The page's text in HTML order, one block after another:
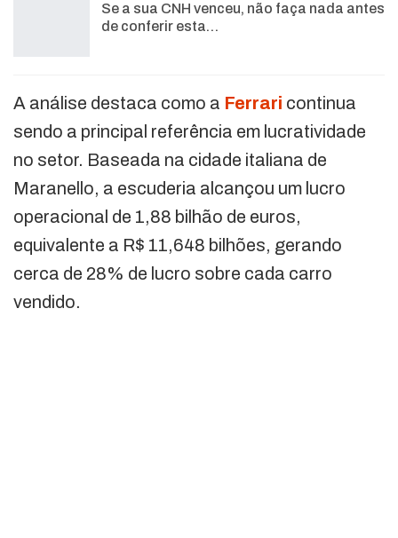
Se a sua CNH venceu, não faça nada antes
de conferir esta…
A análise destaca como a Ferrari continua
sendo a principal referência em lucratividade
no setor. Baseada na cidade italiana de
Maranello, a escuderia alcançou um lucro
operacional de 1,88 bilhão de euros,
equivalente a R$ 11,648 bilhões, gerando
cerca de 28% de lucro sobre cada carro
vendido.